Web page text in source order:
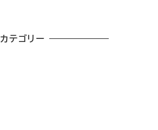
カテゴリー